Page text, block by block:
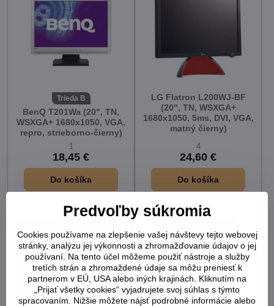
Trieda B
BenQ T201Wa (20", TN,
WSXGA+ 1680x1050, VGA,
repro, strieborno-čierny)
1
18,45 €
Do košíka
LG Flatron L200WJ-BF
(20", TN, WSXGA+
1680x1050, 5ms, DVI, VGA,
matný čierny)
4
24,60 €
Do košíka
Predvoľby súkromia
Cookies používame na zlepšenie vašej návštevy tejto webovej
stránky, analýzu jej výkonnosti a zhromažďovanie údajov o jej
používaní. Na tento účel môžeme použiť nástroje a služby
tretích strán a zhromaždené údaje sa môžu preniesť k
partnerom v EÚ, USA alebo iných krajinách. Kliknutím na
„Prijať všetky cookies“ vyjadrujete svoj súhlas s týmto
spracovaním. Nižšie môžete nájsť podrobné informácie alebo